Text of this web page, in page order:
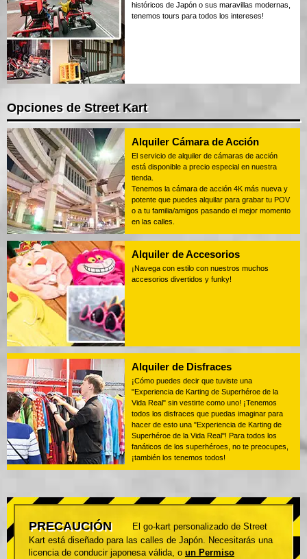
históricos de Japón o sus maravillas modernas,
tenemos tours para todos los intereses!
Opciones de Street Kart
Alquiler Cámara de Acción
El servicio de alquiler de cámaras de acción
está disponible a precio especial en nuestra
tienda.
Tenemos la cámara de acción 4K más nueva y
potente que puedes alquilar para grabar tu POV
o a tu familia/amigos pasando el mejor momento
en las calles.
Alquiler de Accesorios
¡Navega con estilo con nuestros muchos
accesorios divertidos y funky!
Alquiler de Disfraces
¡Cómo puedes decir que tuviste una
"Experiencia de Karting de Superhéroe de la
Vida Real" sin vestirte como uno! ¡Tenemos
todos los disfraces que puedas imaginar para
hacer de esto una "Experiencia de Karting de
Superhéroe de la Vida Real"! Para todos los
fanáticos de los superhéroes, no te preocupes,
¡también los tenemos todos!
PRECAUCIÓN
El go-kart personalizado de Street
Kart está diseñado para las calles de Japón. Necesitarás una
licencia de conducir japonesa válida, o un Permiso